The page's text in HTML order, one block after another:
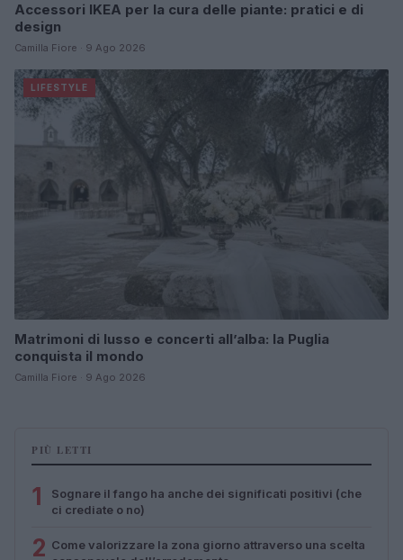
Accessori IKEA per la cura delle piante: pratici e di
design
Camilla Fiore · 9 Ago 2026
LIFESTYLE
Matrimoni di lusso e concerti all’alba: la Puglia
conquista il mondo
Camilla Fiore · 9 Ago 2026
PIÙ LETTI
1
Sognare il fango ha anche dei significati positivi (che
ci crediate o no)
2 Come valorizzare la zona giorno attraverso una scelta